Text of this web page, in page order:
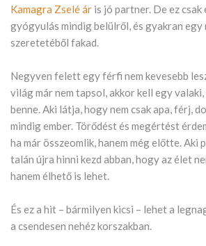
Kamagra Zselé ár is jó partner. De ez csak
gyógyulás mindig belülről, és gyakran egy
szeretetéből fakad.
Negyven felett egy férfi nem kevesebb
világ már nem tapsol, akkor kell egy
benne. Aki látja, hogy nem csak apa, férj,
mindig ember. Törődést és megértést
ha már összeomlik, hanem még előtte. Aki
talán újra hinni kezd abban, hogy az élet
hanem élhető is lehet.
És ez a hit – bármilyen kicsi – lehet a
a csendesen nehéz korszakban.